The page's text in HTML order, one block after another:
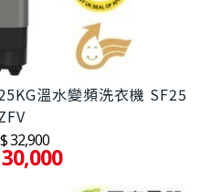
溫水變頻洗衣機 SF25
$ 32,900